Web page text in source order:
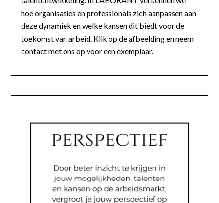
hoe organisaties en professionals zich aanpassen aan
deze dynamiek en welke kansen dit biedt voor de
toekomst van arbeid. Klik op de afbeelding en neem
contact met ons op voor een exemplaar.